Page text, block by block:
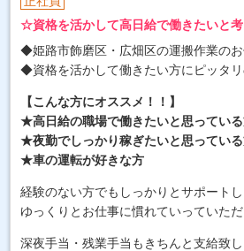
☆資格を活かして高日給で働きたいと
◆姫路市飾磨区・広畑区の運搬作業のお
◆資格を活かして働きたい方にピッタリ
【こんな方にオススメ！！】
★高日給の職場で働きたいと思ってい
★夜勤でしっかり稼ぎたいと思ってい
★車の運転が好きな方
経験のない方でもしっかりとサポートし
ゆっくりとお仕事に慣れていっていた
深夜手当・残業手当もきちんと支給致し